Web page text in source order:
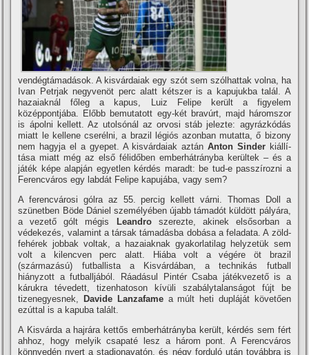
vendégtámadások. A kisvárdaiak egy szót sem szólhattak volna, ha
Ivan Petrjak negyvenöt perc alatt kétszer is a kapujukba talál. A
hazaiaknál főleg a kapus, Luiz Felipe került a figyelem
középpontjába. Előbb bemutatott egy-két bravúrt, majd háromszor
is ápolni kellett. Az utolsónál az orvosi stáb jelezte: agyrázkódás
miatt le kellene cserélni, a brazil légiós azonban mutatta, ő bizony
nem hagyja el a gyepet. A kisvárdaiak aztán Anton Sinder kiállí­
tása miatt még az első félidőben emberhátrányba kerültek – és a
játék képe alapján egyetlen kérdés maradt: be tud-e passzí­rozni a
Ferencváros egy labdát Felipe kapujába, vagy sem?
A ferencvárosi gólra az 55. percig kellett várni. Thomas Doll a
szünetben Böde Dániel személyében újabb támadót küldött pályára,
a vezető gólt mégis
Leandro szerezte, akinek elsősorban a
védekezés, valamint a társak támadásba dobása a feladata. A zöld-
fehérek jobbak voltak, a hazaiaknak gyakorlatilag helyzetük sem
volt a kilencven perc alatt. Hiába volt a végére öt brazil
(származású) futballista a Kisvárdában, a technikás futball
hiányzott a futballjából. Ráadásul Pintér Csaba játékvezető is a
kárukra tévedett, tizenhatoson kí­vüli szabálytalanságot fújt be
tizenegyesnek,
Davide Lanzafame a múlt heti dupláját követően
ezúttal is a kapuba talált.
A Kisvárda a hajrára kettős emberhátrányba került, kérdés sem fért
ahhoz, hogy melyik csapaté lesz a három pont. A Ferencváros
könnyedén nyert a stadionavatón, és négy forduló után továbbra is